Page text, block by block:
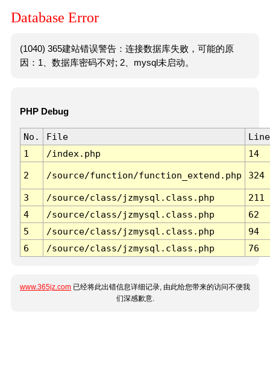
Database Error
(1040) 365建站错误警告：连接数据库失败，可能的原
因：1、数据库密码不对; 2、mysql未启动。
PHP Debug
No. File
Line
1
/index.php 14
2 /source/function/function_extend.php 324
3 /source/class/jzmysql.class.php
211
4
/source/class/jzmysql.class.php
62
5
/source/class/jzmysql.class.php
94
6
/source/class/jzmysql.class.php 76
www.365jz.com 已经将此出错信息详细记录, 由此给您带来的访问不便我
们深感歉意.